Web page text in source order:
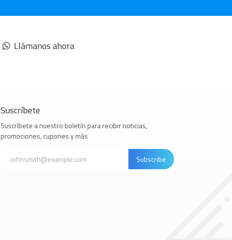
Llámanos ahora
Suscríbete
Suscríbete a nuestro boletín para recibir noticias,
promociones, cupones y más
Subscribe